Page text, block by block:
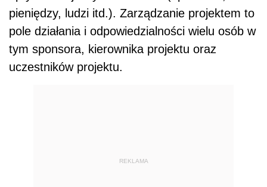
pieniędzy, ludzi itd.). Zarządzanie projektem to
pole działania i odpowiedzialności wielu osób w
tym sponsora, kierownika projektu oraz
uczestników projektu.
REKLAMA